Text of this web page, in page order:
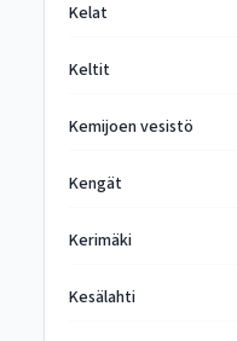
Kelat
Keltit
Kemijoen vesistö
Kengät
Kerimäki
Kesälahti